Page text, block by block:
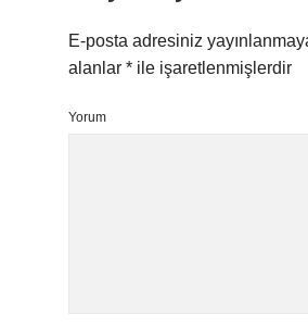
E-posta adresiniz
alanlar * ile işaretlenmişlerdir
Yorum